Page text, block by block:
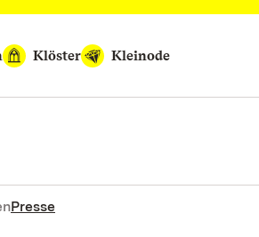
Klöster Kleinode
Presse